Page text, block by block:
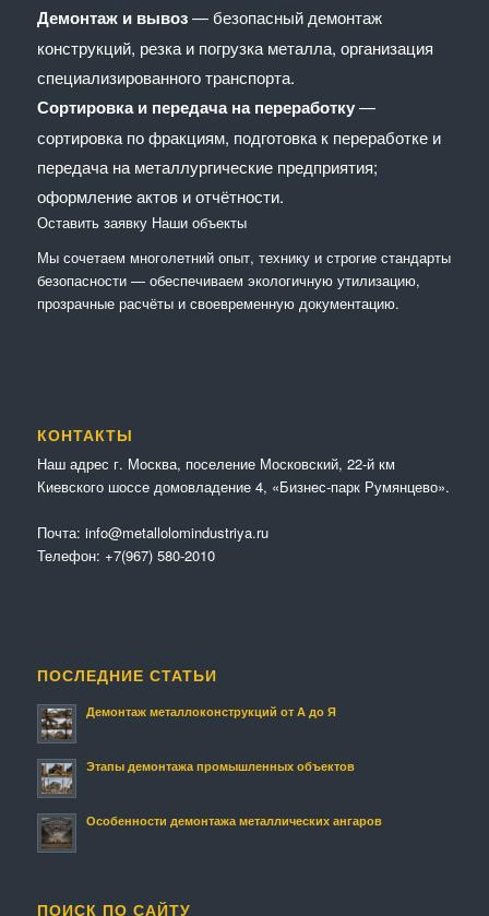
Демонтаж и вывоз— безопасный демонтаж
конструкций, резка и погрузка металла, организация
специализированного транспорта.
Сортировка и передача на переработку—
сортировка по фракциям, подготовка к переработке и
передача на металлургические предприятия;
оформление актов и отчётности.
Оставить заявку Наши объекты
Мы сочетaем многолетний опыт, технику и строгие стандарты
безопасности — обеспечиваем экологичную утилизацию,
прозрачные расчёты и своевременную документацию.
КОНТАКТЫ
Наш адрес г. Москва, поселение Московский, 22-й км
Киевского шоссе домовладение 4, «Бизнес-парк Румянцево».
Почта: info@metallolomindustriya.ru
Телефон: +7(967) 580-2010
ПОСЛЕДНИЕ СТАТЬИ
Демонтаж металлоконструкций от А до Я
Этапы демонтажа промышленных объектов
Особенности демонтажа металлических ангаров
ПОИСК ПО САЙТУ